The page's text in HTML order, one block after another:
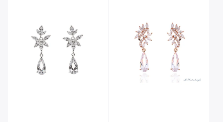
Abecedne